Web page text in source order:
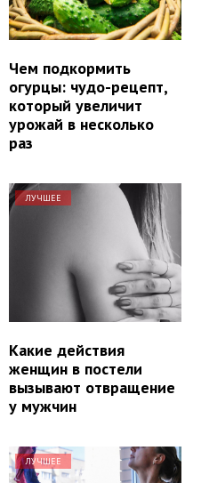
Чем подкормить
огурцы: чудо-рецепт,
который увеличит
урожай в несколько
раз
ЛУЧШЕЕ
Какие действия
женщин в постели
вызывают отвращение
у мужчин
ЛУЧШЕЕ